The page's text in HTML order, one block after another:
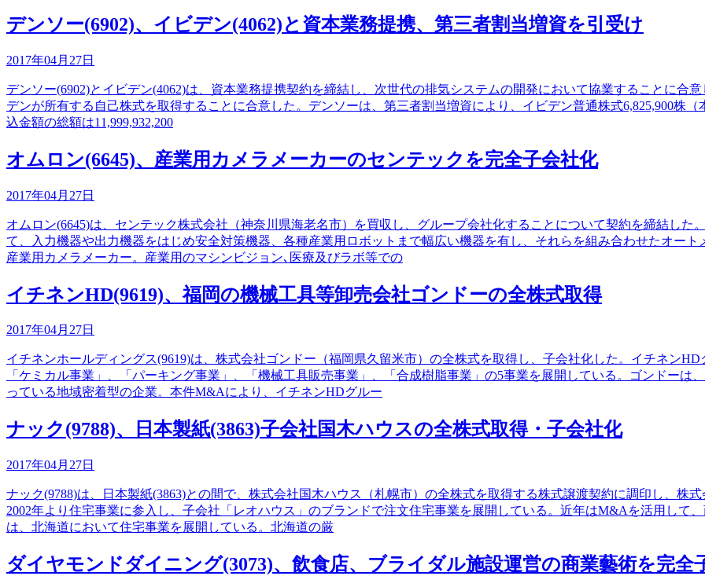
デンソー(6902)、イビデン(4062)と資本業務提携、第三者割当増資を引受け
2017年04月27日
デンソー(6902)とイビデン(4062)は、資本業務提携契約を締結し、次世代の排気システムの開発において協業することに合
デンが所有する自己株式を取得することに合意した。デンソーは、第三者割当増資により、イビデン普通株式6,825,900株
込金額の総額は11,999,932,200
オムロン(6645)、産業用カメラメーカーのセンテックを完全子会社化
2017年04月27日
オムロン(6645)は、センテック株式会社（神奈川県海老名市）を買収し、グループ会社化することについて契約を締結し
て、入力機器や出力機器をはじめ安全対策機器、各種産業用ロボットまで幅広い機器を有し、それらを組み合わせたオー
産業用カメラメーカー。産業用のマシンビジョン､医療及びラボ等での
イチネンHD(9619)、福岡の機械工具等卸売会社ゴンドーの全株式取得
2017年04月27日
イチネンホールディングス(9619)は、株式会社ゴンドー（福岡県久留米市）の全株式を取得し、子会社化した。イチネン
「ケミカル事業」、「パーキング事業」、「機械工具販売事業」、「合成樹脂事業」の5事業を展開している。ゴンドー
っている地域密着型の企業。本件M&Aにより、イチネンHDグルー
ナック(9788)、日本製紙(3863)子会社国木ハウスの全株式取得・子会社化
2017年04月27日
ナック(9788)は、日本製紙(3863)との間で、株式会社国木ハウス（札幌市）の全株式を取得する株式譲渡契約に調印し、株
2002年より住宅事業に参入し、子会社「レオハウス」のブランドで注文住宅事業を展開している。近年はM&Aを活用して
は、北海道において住宅事業を展開している。北海道の厳
ダイヤモンドダイニング(3073)、飲食店、ブライダル施設運営の商業藝術を完全